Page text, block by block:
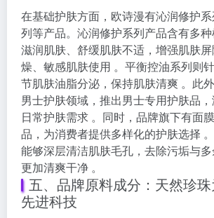
在基础护肤方面，欧诗漫有沁润修护
列等产品。沁润修护系列产品含有多
滋润肌肤、舒缓肌肤不适，增强肌肤
燥、敏感肌肤使用 。平衡控油系列则
节肌肤油脂分泌，保持肌肤清爽 。此
男士护肤领域，推出男士专用护肤品
日常护肤需求 。同时，品牌旗下有面
品，为消费者提供多样化的护肤选择
能够深层清洁肌肤毛孔，去除污垢与
更加清爽干净 。
五、品牌原料成分：天然珍
先进科技